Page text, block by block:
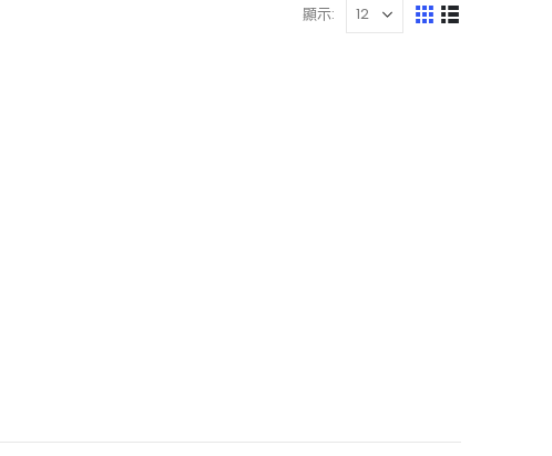
顯示: